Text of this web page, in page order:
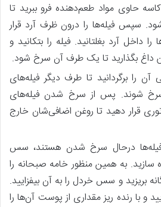
کاسه حاوی مواد طعم‌دهنده فرو ببرید تا
سپس فیله‌ها را درون ظرف آرد قرار
داخل آرد بغلتانید. فیله را بتکانید و
داغ بگذارید تا یک طرف آن سرخ شود.
را برگردانید تا طرف دیگر فیله‌های
شوند. پس‌ از سرخ شدن فیله‌های
قرار دهید تا روغن اضافی‌شان خارج
درحال سرخ شدن هستند، سس
به همین منظور خامه صبحانه را
بریزید و سس خردل را به آن بیفزایید.
و با رنده ریز مقداری از پوست آن‌ها را